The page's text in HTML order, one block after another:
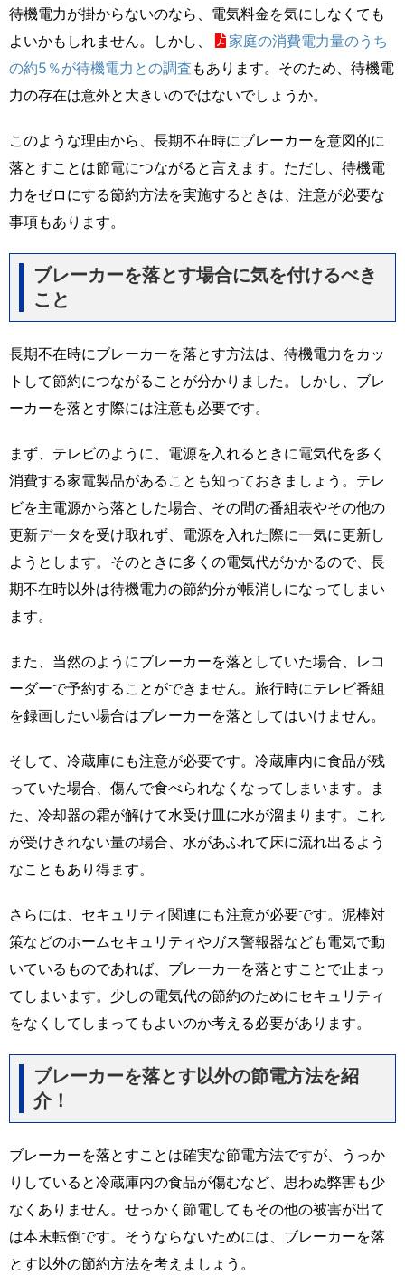
待機電力が掛からないのなら、電気料金を気にしなくても
よいかもしれません。しかし、
家庭の消費電力量のうち
の約5％が待機電力との調査 もあります。そのため、待機電
力の存在は意外と大きいのではないでしょうか。
このような理由から、長期不在時にブレーカーを意図的に
落とすことは節電につながると言えます。ただし、待機電
力をゼロにする節約方法を実施するときは、注意が必要な
事項もあります。
ブレーカーを落とす場合に気を付けるべき
こと
長期不在時にブレーカーを落とす方法は、待機電力をカッ
トして節約につながることが分かりました。しかし、ブレ
ーカーを落とす際には注意も必要です。
まず、テレビのように、電源を入れるときに電気代を多く
消費する家電製品があることも知っておきましょう。テレ
ビを主電源から落とした場合、その間の番組表やその他の
更新データを受け取れず、電源を入れた際に一気に更新し
ようとします。そのときに多くの電気代がかかるので、長
期不在時以外は待機電力の節約分が帳消しになってしまい
ます。
また、当然のようにブレーカーを落としていた場合、レコ
ーダーで予約することができません。旅行時にテレビ番組
を録画したい場合はブレーカーを落としてはいけません。
そして、冷蔵庫にも注意が必要です。冷蔵庫内に食品が残
っていた場合、傷んで食べられなくなってしまいます。ま
た、冷却器の霜が解けて水受け皿に水が溜まります。これ
が受けきれない量の場合、水があふれて床に流れ出るよう
なこともあり得ます。
さらには、セキュリティ関連にも注意が必要です。泥棒対
策などのホームセキュリティやガス警報器なども電気で動
いているものであれば、ブレーカーを落とすことで止まっ
てしまいます。少しの電気代の節約のためにセキュリティ
をなくしてしまってもよいのか考える必要があります。
ブレーカーを落とす以外の節電方法を紹
介！
ブレーカーを落とすことは確実な節電方法ですが、うっか
りしていると冷蔵庫内の食品が傷むなど、思わぬ弊害も少
なくありません。せっかく節電してもその他の被害が出て
は本末転倒です。そうならないためには、ブレーカーを落
とす以外の節約方法を考えましょう。